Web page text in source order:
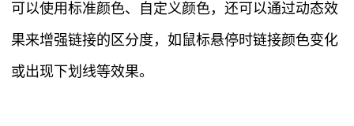
可以使用标准颜色、自定义颜色，还可以通过动态效
果来增强链接的区分度，如鼠标悬停时链接颜色变化
或出现下划线等效果。